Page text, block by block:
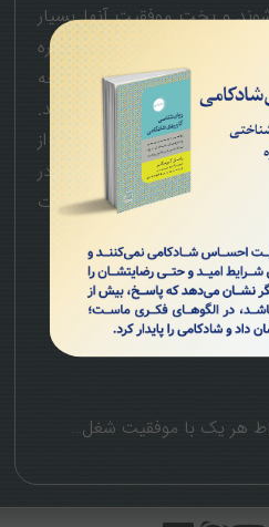
و بخت موفقیت آنها بسیار
واژه‌ای مبهم است. در این دوره
اخلاق کسب وکار شامل چه
می‌توان آنها را بهبود بخشید.
تجربه و موفق در بازار کار از
این اعتبار است که در
عامل دیگری سازمان را نجات